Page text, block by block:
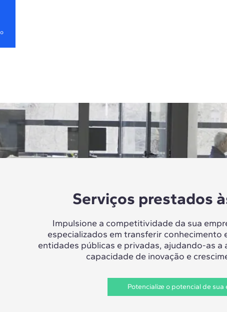
Serviços prestados
Impulsione a competitividade da sua
especializados em transferir conhecimento
entidades públicas e privadas, ajudando-as
capacidade de inovação e
Potencialize o potencial de sua